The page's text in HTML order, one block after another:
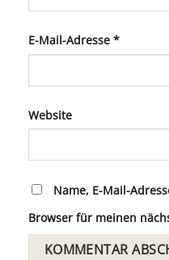
E-Mail-Adresse *
Website
Name, E-Mail-
Browser für meinen